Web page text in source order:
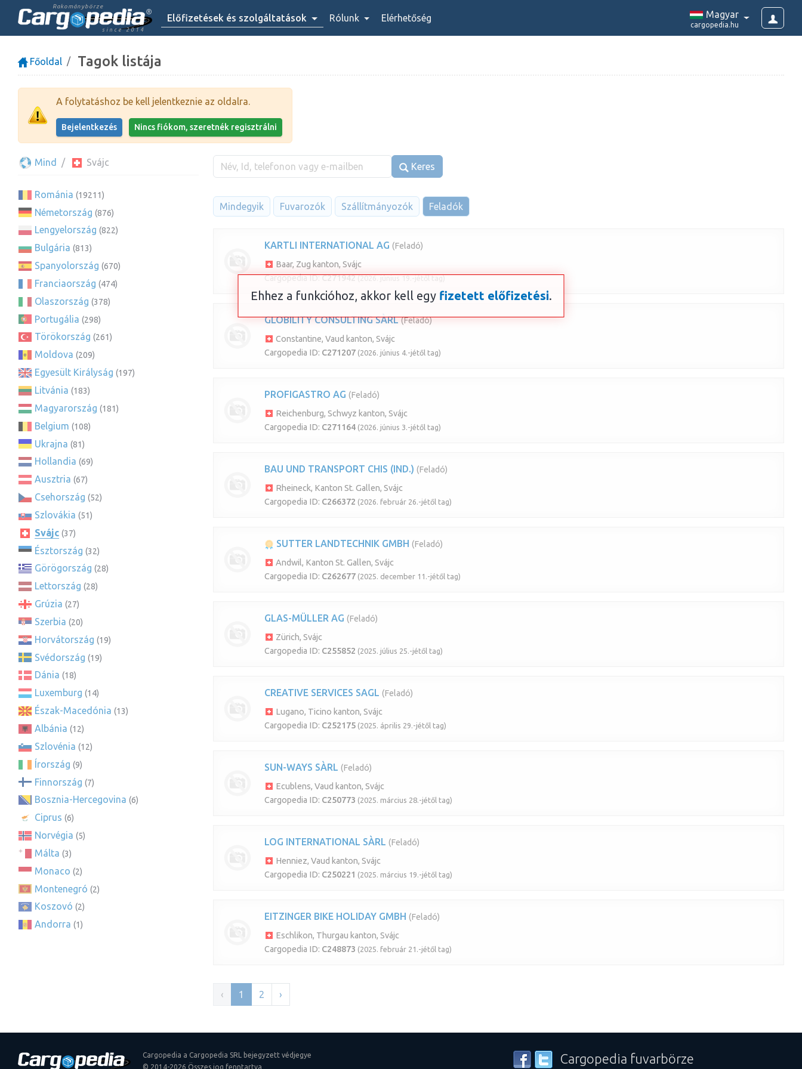
Rakománybörze
since 2014
Előfizetések és szolgáltatások Rólunk Elérhetőség Magyar
cargopedia.hu
Főoldal Tagok listája
A folytatáshoz be kell jelentkeznie az oldalra.
Bejelentkezés Nincs fiókom, szeretnék regisztrálni
Mind Svájc
Románia (19211)
Németország (876)
Lengyelország (822)
Bulgária (813)
Spanyolország (670)
Franciaország (474)
Olaszország (378)
Portugália (298)
Törökország (261)
Moldova (209)
Egyesült Királyság (197)
Litvánia (183)
Magyarország (181)
Belgium (108)
Ukrajna (81)
Hollandia (69)
Ausztria (67)
Csehország (52)
Szlovákia (51)
Svájc (37)
Észtország (32)
Görögország (28)
Lettország (28)
Grúzia (27)
Szerbia (20)
Horvátország (19)
Svédország (19)
Dánia (18)
Luxemburg (14)
Észak-Macedónia (13)
Albánia (12)
Szlovénia (12)
Írország (9)
Finnország (7)
Bosznia-Hercegovina (6)
Ciprus (6)
Norvégia (5)
Málta (3)
Monaco (2)
Montenegró (2)
Koszovó (2)
Andorra (1)
Keres
Mindegyik Fuvarozók Szállítmányozók Feladók
KARTLI INTERNATIONAL AG (Feladó)
Baar, Zug kanton, Svájc
Cargopedia ID:C271942 (2026. június 19.-jétől tag)
GLOBILITY CONSULTING SÀRL (Feladó)
Constantine, Vaud kanton, Svájc
Cargopedia ID: C271207 (2026. június 4.-jétől tag)
PROFIGASTRO AG (Feladó)
Reichenburg, Schwyz kanton, Svájc
Cargopedia ID: C271164 (2026. június 3.-jétől tag)
BAU UND TRANSPORT CHIS (IND.) (Feladó)
Rheineck, Kanton St. Gallen, Svájc
Cargopedia ID: C266372 (2026. február 26.-jétől tag)
SUTTER LANDTECHNIK GMBH (Feladó)
Andwil, Kanton St. Gallen, Svájc
Cargopedia ID: C262677 (2025. december 11.-jétől tag)
GLAS-MÜLLER AG (Feladó)
Zürich, Svájc
Cargopedia ID: C255852 (2025. július 25.-jétől tag)
CREATIVE SERVICES SAGL (Feladó)
Lugano, Ticino kanton, Svájc
Cargopedia ID: C252175 (2025. április 29.-jétől tag)
SUN-WAYS SÀRL (Feladó)
Ecublens, Vaud kanton, Svájc
Cargopedia ID: C250773 (2025. március 28.-jétől tag)
LOG INTERNATIONAL SÀRL (Feladó)
Henniez, Vaud kanton, Svájc
Cargopedia ID: C250221 (2025. március 19.-jétől tag)
EITZINGER BIKE HOLIDAY GMBH (Feladó)
Eschlikon, Thurgau kanton, Svájc
Cargopedia ID: C248873 (2025. február 21.-jétől tag)
‹ 1 2 ›
Ehhez a funkcióhoz, akkor kell egy fizetett előfizetési.
Cargopedia a Cargopedia SRL bejegyzett védjegye
© 2014-2026 Összes jog fenntartva
Cargopedia fuvarbörze